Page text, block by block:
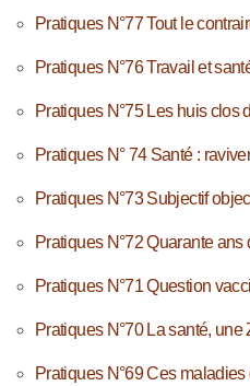
Pratiques N°77 Tout le
Pratiques N°76 Travail et
Pratiques N°75 Les huis clos
Pratiques N° 74 Santé :
Pratiques N°73 Subjectif
Pratiques N°72 Quarante ans
Pratiques N°71 Question
Pratiques N°70 La santé, une
Pratiques N°69 Ces maladies